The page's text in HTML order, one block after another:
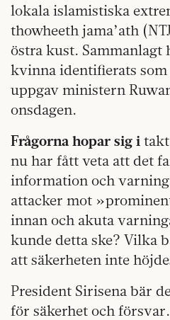
lokala islamistiska
thowheeth jama’ath
östra kust. Sammanlagt
kvinna identifierats
uppgav ministern
onsdagen.
Frågorna hopar sig i
nu har fått veta att det
information och
attacker mot
innan och akuta
kunde detta ske? Vilka
att säkerheten inte
President Sirisena bär
för säkerhet och